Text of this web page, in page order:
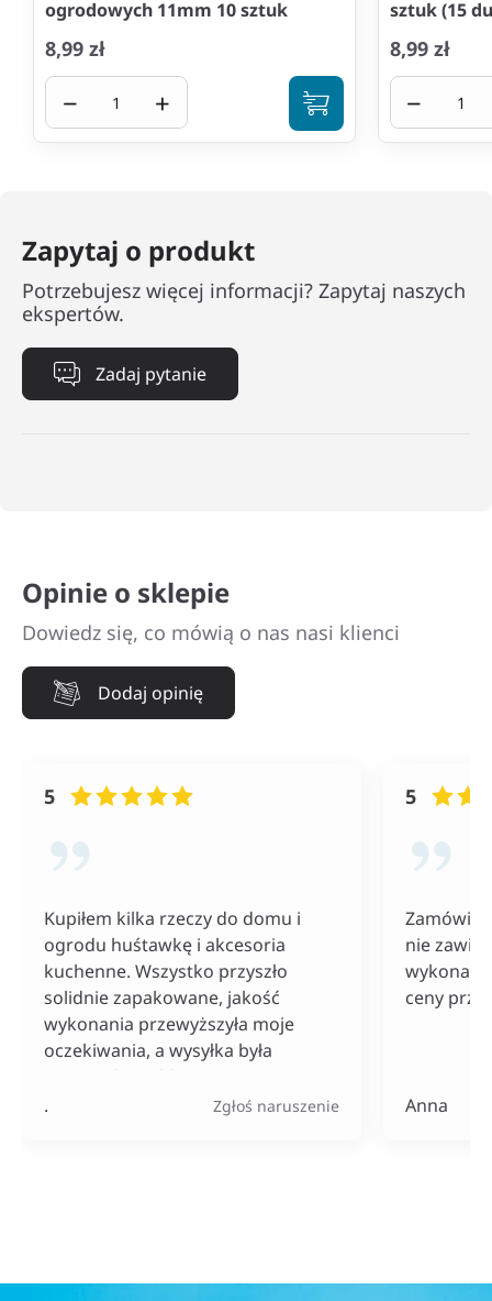
ogrodowych 11mm 10 sztuk
8,99 zł
− +
sztuk (15
8,99 zł
−
Zapytaj o produkt
Potrzebujesz więcej informacji? Zapytaj naszych
ekspertów.
Zadaj pytanie
Opinie o sklepie
Dowiedz się, co mówią o nas nasi klienci
Dodaj opinię
5
Kupiłem kilka rzeczy do domu i
ogrodu huśtawkę i akcesoria
kuchenne. Wszystko przyszło
solidnie zapakowane, jakość
wykonania przewyższyła moje
oczekiwania, a wysyłka była
naprawdę szybka. Do tego ceny
bardzo konkurencyjne, szczególnie
. Zgłoś naruszenie
5
nie
ceny
Anna